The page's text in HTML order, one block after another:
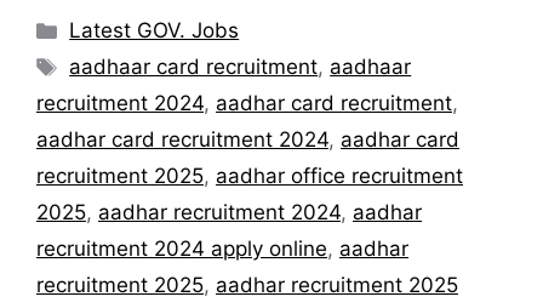
Categories
Latest GOV. Jobs
Tags
aadhaar card recruitment, aadhaar
recruitment 2024, aadhar card recruitment,
aadhar card recruitment 2024, aadhar card
recruitment 2025, aadhar office recruitment
2025, aadhar recruitment 2024, aadhar
recruitment 2024 apply online, aadhar
recruitment 2025, aadhar recruitment 2025